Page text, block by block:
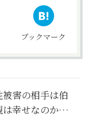
ブックマーク
被害の相手は伯
幸せなのか～